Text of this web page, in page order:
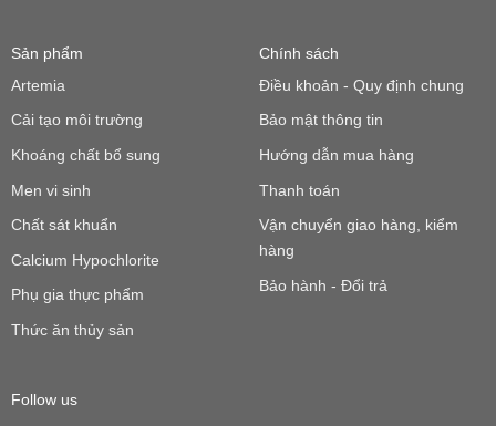
Sản phẩm
Artemia
Cải tạo môi trường
Khoáng chất bổ sung
Men vi sinh
Chất sát khuẩn
Calcium Hypochlorite
Phụ gia thực phẩm
Thức ăn thủy sản
Chính sách
Điều khoản - Quy định chung
Bảo mật thông tin
Hướng dẫn mua hàng
Thanh toán
Vận chuyển giao hàng, kiểm
hàng
Bảo hành - Đổi trả
Follow us